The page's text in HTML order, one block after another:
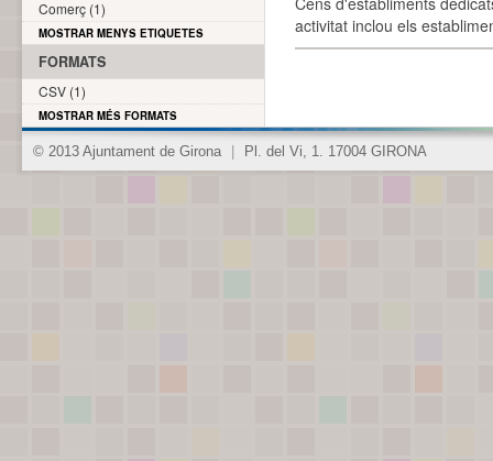
activitat inclou els
Comerç (1)
MOSTRAR MENYS ETIQUETES
FORMATS
CSV (1)
MOSTRAR MÉS FORMATS
© 2013 Ajuntament de Girona Pl. del Vi, 1. 17004 GIRONA